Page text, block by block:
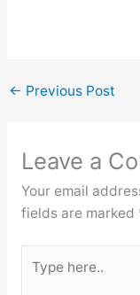
← Previous Post
Leave a
Your email
fields are marked
here..